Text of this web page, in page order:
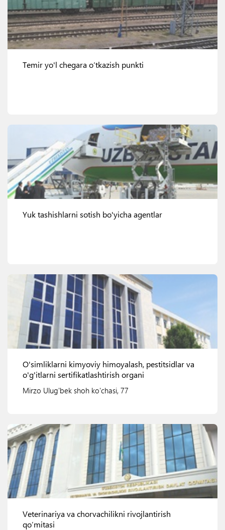
Ko'rish
Temir yo'l chegara o‘tkazish punkti
Ko'rish
Yuk tashishlarni sotish bo'yicha agentlar
Ko'rish
O'simliklarni kimyoviy himoyalash, pestitsidlar va
o'g'itlarni sertifikatlashtirish organi
Mirzo Ulug'bek shoh ko'chasi, 77
Ko'rish
Veterinariya va chorvachilikni rivojlantirish
qo’mitasi